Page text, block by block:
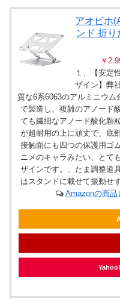
アオビホ
ンド 折
￥
１、【安定
ザイン】弊
質な6系6063のアルミニウム
で製造し、複雑のアノード
ても繊细なアノード酸化顆
が超耐用の上に頑丈で、底
接触面にも四つの保護用ゴ
ニメのキャラみたい、とて
ザインです。、たま調整道
はスタンドに載せて振動せ
Amazonの商品